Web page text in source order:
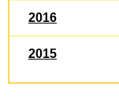
2016
2015